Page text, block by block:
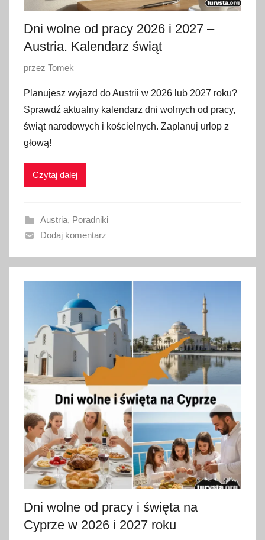
2
6
Dni wolne od pracy 2026 i 2027 –
Austria. Kalendarz świąt
O
u
b
l
i
w
n
o
9
l
g
o
2
0
2
6
przez Tomek
Planujesz wyjazd do Austrii w 2026 lub 2027 roku?
Sprawdź aktualny kalendarz dni wolnych od pracy,
świąt narodowych i kościelnych. Zaplanuj urlop z
głową!
Czytaj dalej
Austria, Poradniki
Dodaj komentarz
Dni wolne od pracy i święta na
Cyprze w 2026 i 2027 roku